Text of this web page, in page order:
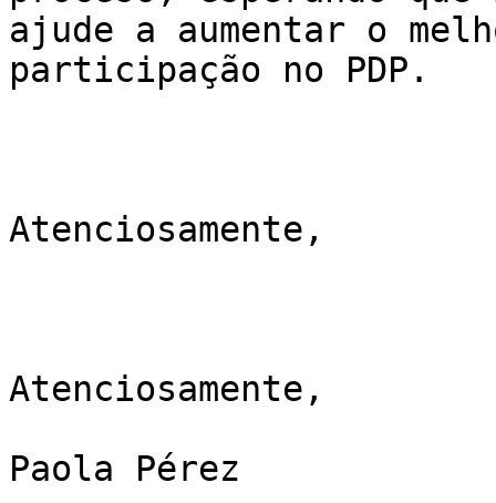
ajude a aumentar o
participação no PDP.
Atenciosamente,
Atenciosamente,
Paola Pérez